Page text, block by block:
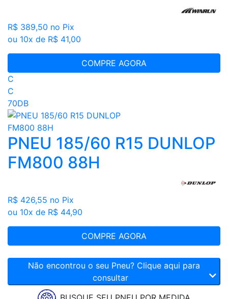
R$ 389,50 no Pix
ou 10x de R$ 41,00
COMPRE AGORA
C
C
70DB
PNEU 185/60 R15 DUNLOP
FM800 88H
R$ 426,55 no Pix
ou 10x de R$ 44,90
COMPRE AGORA
Não encontrou o seu Pneu? Clique aqui para
consultar